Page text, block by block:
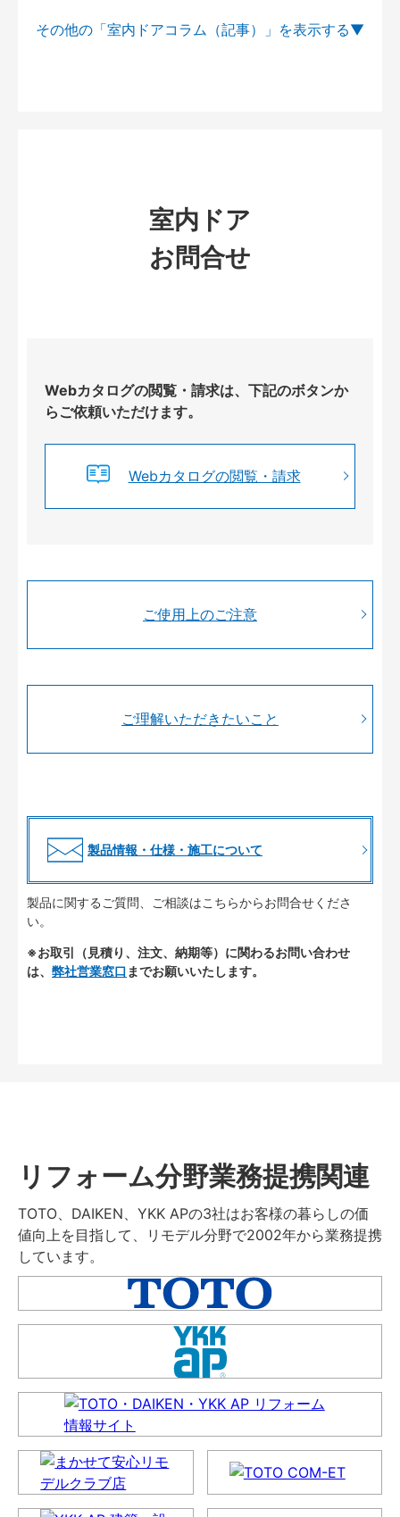
その他の「室内ドアコラム（記事）」を
室内ドア
お問合せ
Webカタログの閲覧・請求は、下記のボタンか
らご依頼いただけます。
Webカタログの閲覧・請求
ご使用上のご注意
ご理解いただきたいこと
製品情報・仕様・施工について
製品に関するご質問、ご相談はこちらからお問合せくださ
い。
※お取引（見積り、注文、納期等）に関わるお問い合わせ
は、 弊社営業窓口 までお願いいたします。
リフォーム分野業務提携関連
TOTO、DAIKEN、YKK APの3社はお客様の暮らしの価
値向上を目指して、リモデル分野で2002年から業務提携
しています。